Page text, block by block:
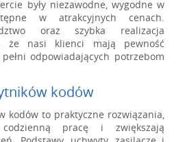
były niezawodne, wygodne w
w atrakcyjnych cenach.
oraz szybka realizacja
że nasi klienci mają pewność
odpowiadających potrzebom
kodów
kodów to praktyczne rozwiązania,
pracę i zwiększają